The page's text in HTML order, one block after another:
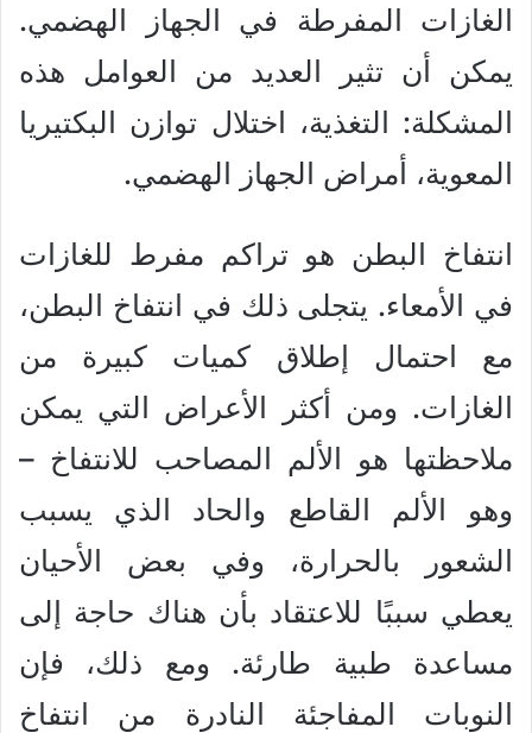
الغازات المفرطة في الجهاز الهضمي.
يمكن أن تثير العديد من العوامل هذه
المشكلة: التغذية، اختلال توازن البكتيريا
المعوية، أمراض الجهاز الهضمي.
انتفاخ البطن هو تراكم مفرط للغازات
في الأمعاء. يتجلى ذلك في انتفاخ البطن،
مع احتمال إطلاق كميات كبيرة من
الغازات. ومن أكثر الأعراض التي يمكن
ملاحظتها هو الألم المصاحب للانتفاخ –
وهو الألم القاطع والحاد الذي يسبب
الشعور بالحرارة، وفي بعض الأحيان
يعطي سببًا للاعتقاد بأن هناك حاجة إلى
مساعدة طبية طارئة. ومع ذلك، فإن
النوبات المفاجئة النادرة من انتفاخ